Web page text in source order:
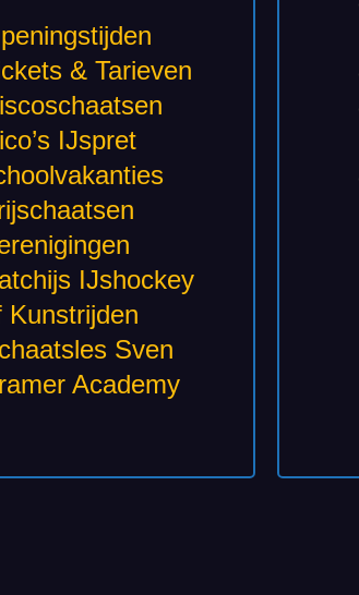
& Tarieven
IJspret
IJshockey
Kunstrijden
Sven
Academy